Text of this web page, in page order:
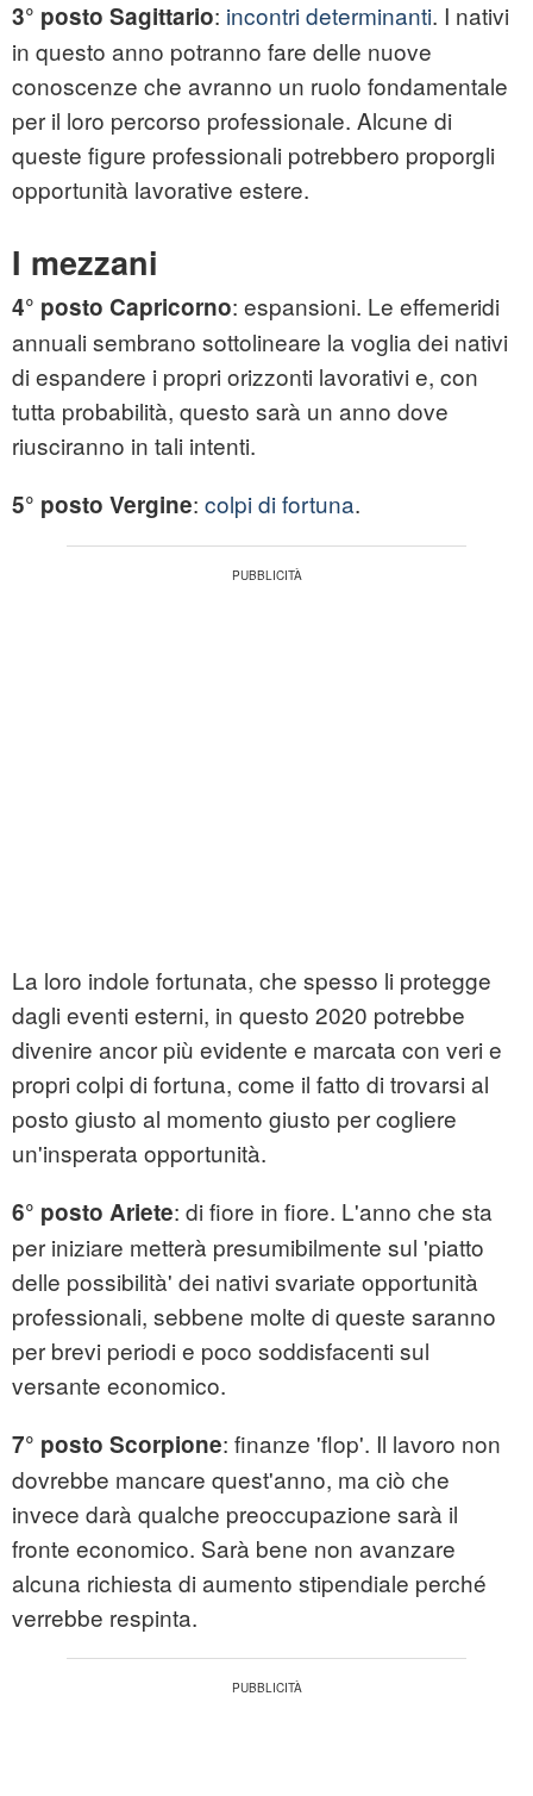
3° posto Sagittario: incontri determinanti. I nativi
in questo anno potranno fare delle nuove
conoscenze che avranno un ruolo fondamentale
per il loro percorso professionale. Alcune di
queste figure professionali potrebbero proporgli
opportunità lavorative estere.
I mezzani
4° posto Capricorno: espansioni. Le effemeridi
annuali sembrano sottolineare la voglia dei nativi
di espandere i propri orizzonti lavorativi e, con
tutta probabilità, questo sarà un anno dove
riusciranno in tali intenti.
5° posto Vergine: colpi di fortuna.
La loro indole fortunata, che spesso li protegge
dagli eventi esterni, in questo 2020 potrebbe
divenire ancor più evidente e marcata con veri e
propri colpi di fortuna, come il fatto di trovarsi al
posto giusto al momento giusto per cogliere
un'insperata opportunità.
6° posto Ariete: di fiore in fiore. L'anno che sta
per iniziare metterà presumibilmente sul 'piatto
delle possibilità' dei nativi svariate opportunità
professionali, sebbene molte di queste saranno
per brevi periodi e poco soddisfacenti sul
versante economico.
7° posto Scorpione: finanze 'flop'. Il lavoro non
dovrebbe mancare quest'anno, ma ciò che
invece darà qualche preoccupazione sarà il
fronte economico. Sarà bene non avanzare
alcuna richiesta di aumento stipendiale perché
verrebbe respinta.